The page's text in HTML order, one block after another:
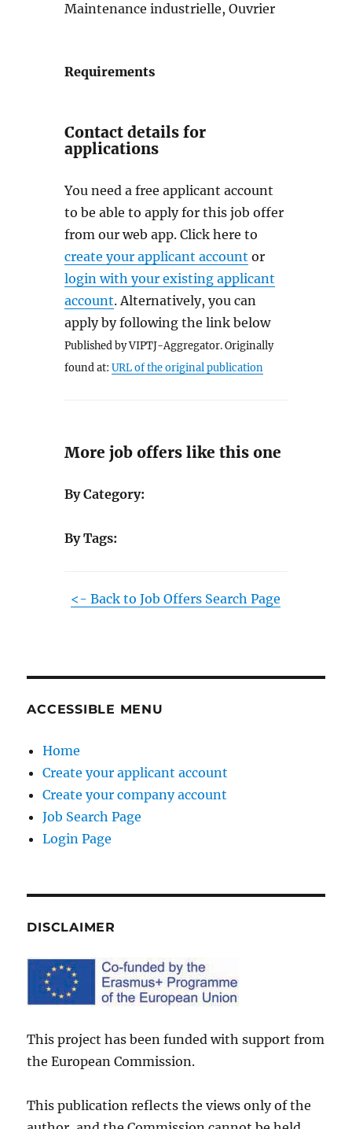
Maintenance industrielle, Ouvrier
Requirements
Contact details for
applications
You need a free applicant account
to be able to apply for this job offer
from our web app. Click here to
create your applicant account or
login with your existing applicant
account. Alternatively, you can
apply by following the link below
Published by VIPTJ-Aggregator. Originally
found at:URL of the original publication
More job offers like this one
By Category:
By Tags:
<- Back to Job Offers Search Page
ACCESSIBLE MENU
Home
Create your applicant account
Create your company account
Job Search Page
Login Page
DISCLAIMER
This project has been funded with support from
the European Commission.
This publication reflects the views only of the